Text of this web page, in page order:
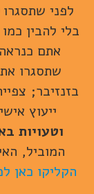
לפני
בלי להבין
אתם
שתסגרו
בזנזיבר;
ייעוץ
וטעויות
המוביל,
הקליקו כאן